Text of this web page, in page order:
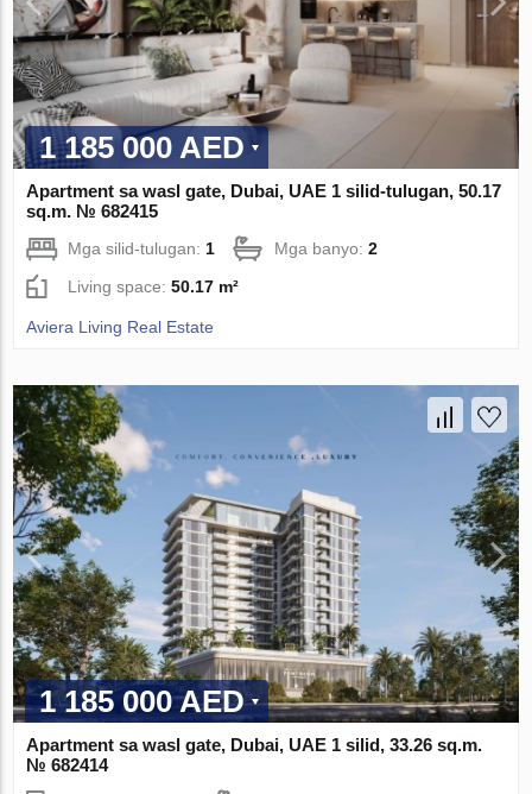
1 185 000 AED
Apartment sa wasl gate, Dubai, UAE 1 silid-tulugan, 50.17
sq.m. № 682415
Mga silid-tulugan:1 Mga banyo:2
Living space:50.17 m²
Aviera Living Real Estate
1 185 000 AED
Apartment sa wasl gate, Dubai, UAE 1 silid, 33.26 sq.m.
№ 682414